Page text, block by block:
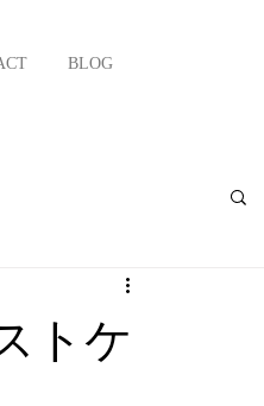
BLOG
トケ